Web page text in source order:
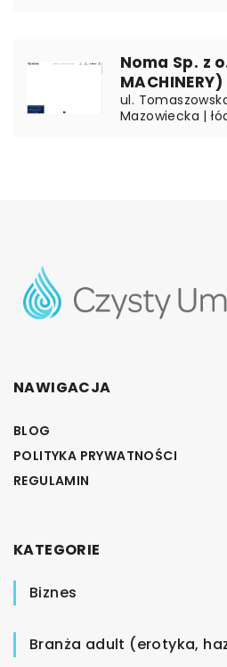
Noma Sp. z
MACHINERY)
ul.
Mazowiecka |
NAWIGACJA
BLOG
POLITYKA PRYWATNOŚCI
REGULAMIN
KATEGORIE
Biznes
Branża adult (erotyka,